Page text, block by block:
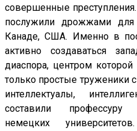
совершенные
послужили дрожжами
Канаде, США. Именно в
активно создаваться
диаспора, центром
только простые труженики
интеллектуалы,
составили профессуру
немецких